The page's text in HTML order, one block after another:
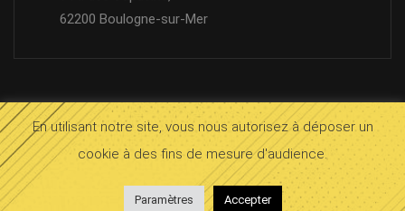
62200 Boulogne-sur-Mer
© 2026 SOMB Boulogne. Mentions légales
bloop InOctet
En utilisant notre site, vous nous autorisez à déposer un
cookie à des fins de mesure d'audience.
Paramètres Accepter